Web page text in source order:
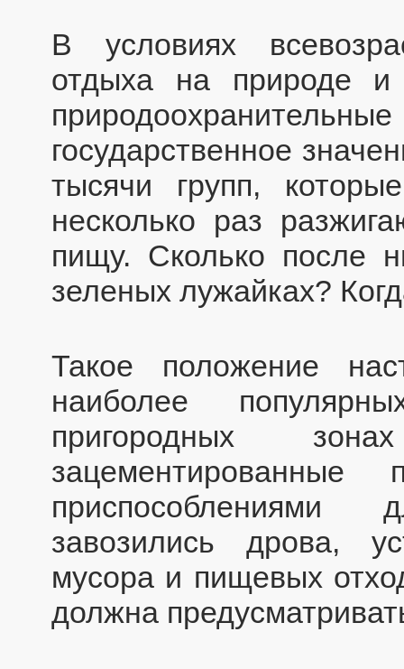
В условиях
отдыха на природе и
государственное
тысячи групп,
несколько раз
пищу. Сколько после
зеленых лужайках?
Такое положение
наиболее
пригородных
приспособлениями
завозились дрова,
мусора и пищевых
должна